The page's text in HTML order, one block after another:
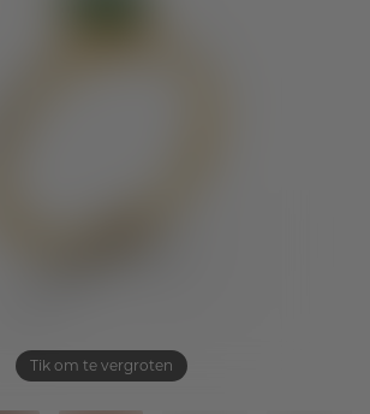
Tik om te vergroten